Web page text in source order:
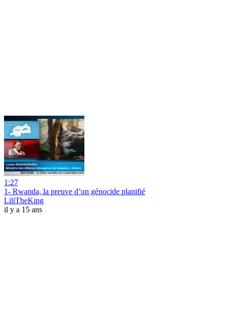
1:27
1- Rwanda, la preuve d’un génocide planifié
LiliTheKing
il y a 15 ans